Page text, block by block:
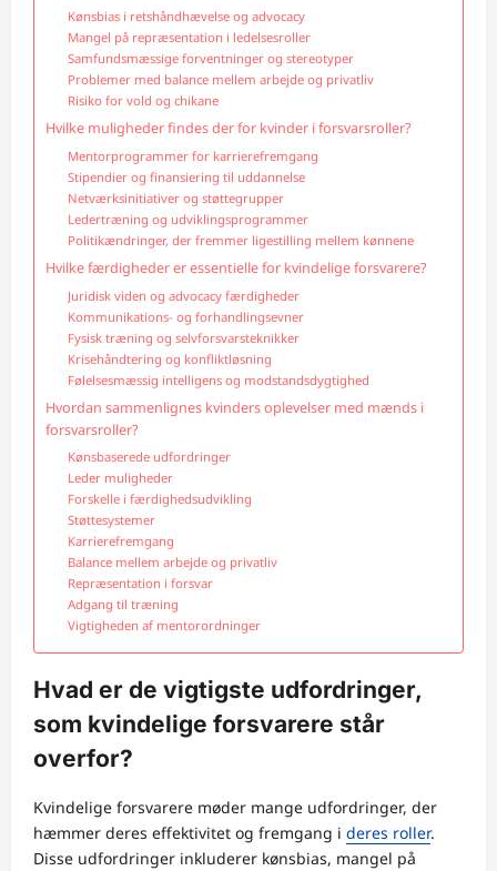
Kønsbias i retshåndhævelse og advocacy
Mangel på repræsentation i ledelsesroller
Samfundsmæssige forventninger og stereotyper
Problemer med balance mellem arbejde og privatliv
Risiko for vold og chikane
Hvilke muligheder findes der for kvinder i forsvarsroller?
Mentorprogrammer for karrierefremgang
Stipendier og finansiering til uddannelse
Netværksinitiativer og støttegrupper
Ledertræning og udviklingsprogrammer
Politikændringer, der fremmer ligestilling mellem kønnene
Hvilke færdigheder er essentielle for kvindelige forsvarere?
Juridisk viden og advocacy færdigheder
Kommunikations- og forhandlingsevner
Fysisk træning og selvforsvarsteknikker
Krisehåndtering og konfliktløsning
Følelsesmæssig intelligens og modstandsdygtighed
Hvordan sammenlignes kvinders oplevelser med mænds i
forsvarsroller?
Kønsbaserede udfordringer
Leder muligheder
Forskelle i færdighedsudvikling
Støttesystemer
Karrierefremgang
Balance mellem arbejde og privatliv
Repræsentation i forsvar
Adgang til træning
Vigtigheden af mentorordninger
Hvad er de vigtigste udfordringer,
som kvindelige forsvarere står
overfor?
Kvindelige forsvarere møder mange udfordringer, der
hæmmer deres effektivitet og fremgang i deres roller.
Disse udfordringer inkluderer kønsbias, mangel på